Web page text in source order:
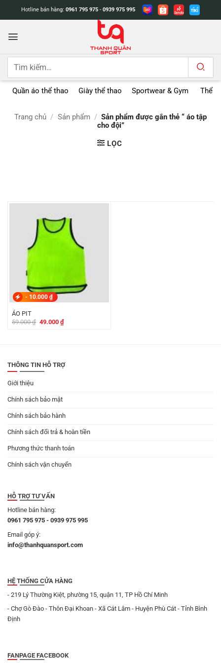
dung
Hotline bán hàng: 0961 795 975 - 0939 975 995
Tìm
Quần áo thể thao Giày thể thao Sportwear & Gym Thể
Trang chủ / Sản phẩm / Sản phẩm được gắn thẻ “ áo tập
cho đội”
LỌC
- 10.000 ₫
ÁO PIT
59.000₫ Giá
49.000 ₫Giá
hiện
THÔNG TIN HỖ TRỢ
Giới thiệu
Chính sách bảo mật
Chính sách bảo hành
Chính sách đổi trả & hoàn tiền
Phương thức thanh toán
Chính sách vận chuyển
HỖ TRỢ TƯ VẤN
Hotline bán hàng:
0961 795 975 - 0939 975 995
Email góp ý:
info@thanhquansport.com
HỆ THỐNG CỬA HÀNG
- 219 Lý Thường Kiệt, phường 15, quận 11, TP Hồ Chí Minh
- Chợ Gò Đào - Thôn Đại Khoan - Xã Cát Lâm - Huyện Phù Cát - Tỉnh Bình
Định
FANPAGE FACEBOOK